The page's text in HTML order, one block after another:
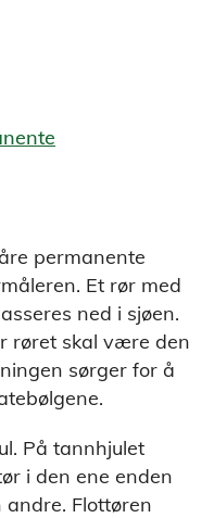
permanente
Et rør med
ned i sjøen.
røret skal være den
sørger for å
På tannhjulet
i den ene enden
andre. Flottøren